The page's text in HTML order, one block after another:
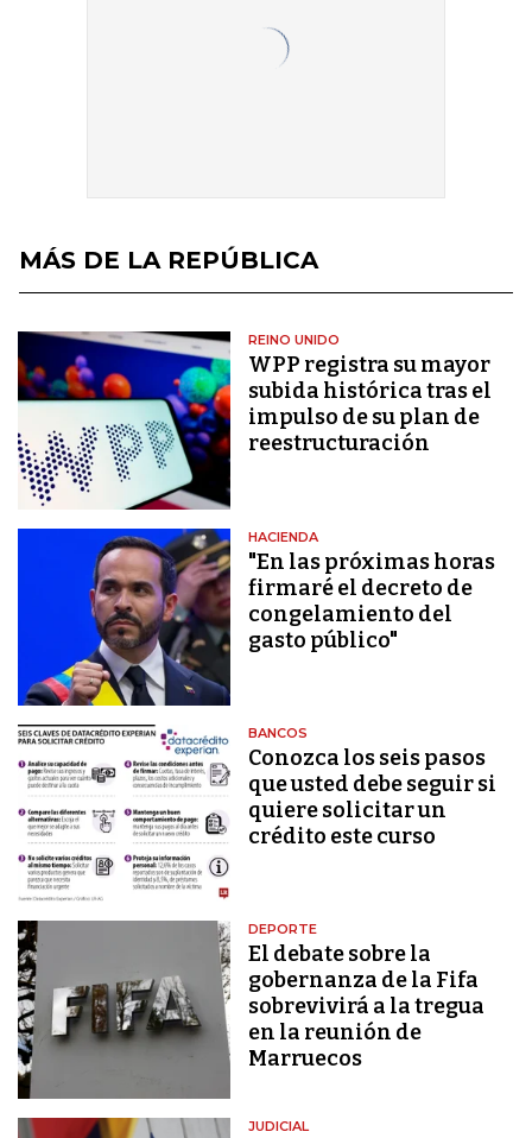
MÁS DE LA REPÚBLICA
REINO UNIDO
WPP registra su mayor
subida histórica tras el
impulso de su plan de
reestructuración
HACIENDA
"En las próximas horas
firmaré el decreto de
congelamiento del
gasto público"
BANCOS
Conozca los seis pasos
que usted debe seguir si
quiere solicitar un
crédito este curso
DEPORTE
El debate sobre la
gobernanza de la Fifa
sobrevivirá a la tregua
en la reunión de
Marruecos
JUDICIAL